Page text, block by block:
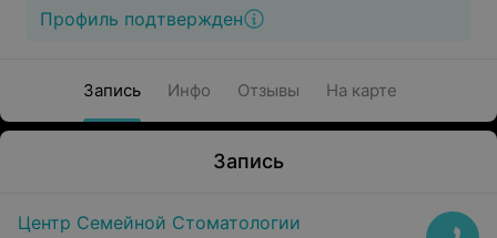
Профиль подтвержден
Запись Инфо Отзывы На карте
Запись
Центр Семейной Стоматологии